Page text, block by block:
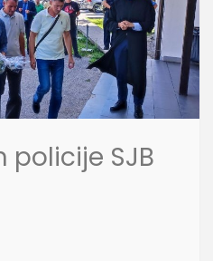
policije SJB